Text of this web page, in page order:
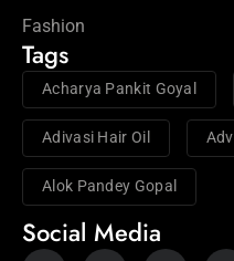
Fashion
Tags
Acharya Pankit Goyal
Adivasi Hair Oil
Alok Pandey Gopal
Social Media